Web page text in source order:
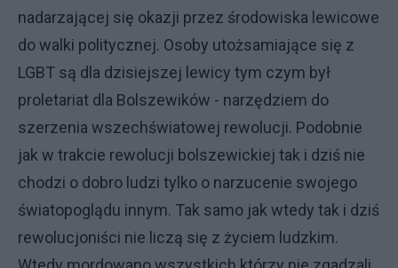
nadarzającej się okazji przez środowiska lewicowe
do walki politycznej. Osoby utożsamiające się z
LGBT są dla dzisiejszej lewicy tym czym był
proletariat dla Bolszewików - narzędziem do
szerzenia wszechświatowej rewolucji. Podobnie
jak w trakcie rewolucji bolszewickiej tak i dziś nie
chodzi o dobro ludzi tylko o narzucenie swojego
światopoglądu innym. Tak samo jak wtedy tak i dziś
rewolucjoniści nie liczą się z życiem ludzkim.